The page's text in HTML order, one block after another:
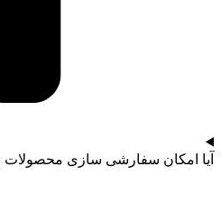
آیا امکان سفارشی سازی محصولات